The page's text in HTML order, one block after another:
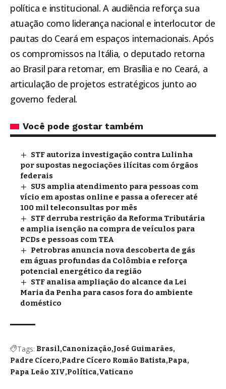
política e institucional. A audiência reforça sua
atuação como liderança nacional e interlocutor de
pautas do Ceará em espaços internacionais. Após
os compromissos na Itália, o deputado retorna
ao Brasil para retomar, em Brasília e no Ceará, a
articulação de projetos estratégicos junto ao
governo federal.
Você pode gostar também
STF autoriza investigação contra Lulinha
por supostas negociações ilícitas com órgãos
federais
SUS amplia atendimento para pessoas com
vício em apostas online e passa a oferecer até
100 mil teleconsultas por mês
STF derruba restrição da Reforma Tributária
e amplia isenção na compra de veículos para
PCDs e pessoas com TEA
Petrobras anuncia nova descoberta de gás
em águas profundas da Colômbia e reforça
potencial energético da região
STF analisa ampliação do alcance da Lei
Maria da Penha para casos fora do ambiente
doméstico
Tags: Brasil Canonização José Guimarães
Padre Cícero Padre Cícero Romão Batista Papa
Papa Leão XIV Política Vaticano